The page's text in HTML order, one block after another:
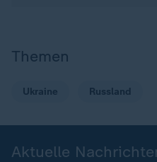
Themen
Ukraine Russland
Aktuelle